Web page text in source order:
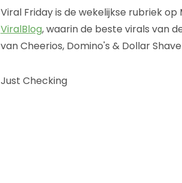
Viral Friday is de wekelijkse rubriek
ViralBlog, waarin de beste virals van
van Cheerios, Domino's & Dollar
Just Checking